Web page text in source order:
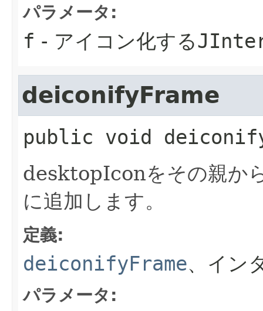
パラメータ:
f - アイコン化する
deiconifyFrame
public void
desktopIconをその親か
に追加します。
定義:
deiconifyFrame、イン
パラメータ: